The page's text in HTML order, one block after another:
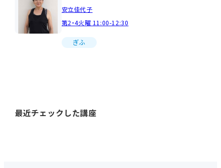
安立佳代子
第2・4火曜 11:00-12:30
ぎふ
最近チェックした講座